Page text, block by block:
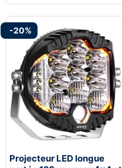
-20%
Projecteur LED longue